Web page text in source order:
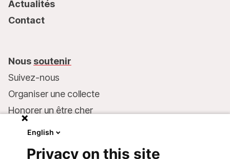
Actualités
Contact
Nous soutenir
Suivez-nous
Organiser une collecte
Honorer un être cher
Inscrire MSF dans votre testament
English
Privacy on this site